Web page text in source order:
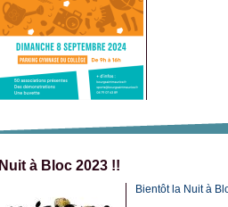
Nuit à Bloc 2023 !!
Bientôt la Nuit à